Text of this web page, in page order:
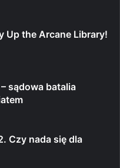
Up the Arcane Library!
sądowa batalia
Czy nada się dla